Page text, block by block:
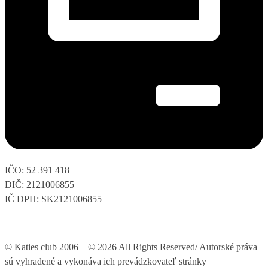
IČO: 52 391 418
DIČ: 2121006855
IČ DPH: SK2121006855
© Katies club 2006 – © 2026 All Rights Reserved/ Autorské práva
sú vyhradené a vykonáva ich prevádzkovateľ stránky